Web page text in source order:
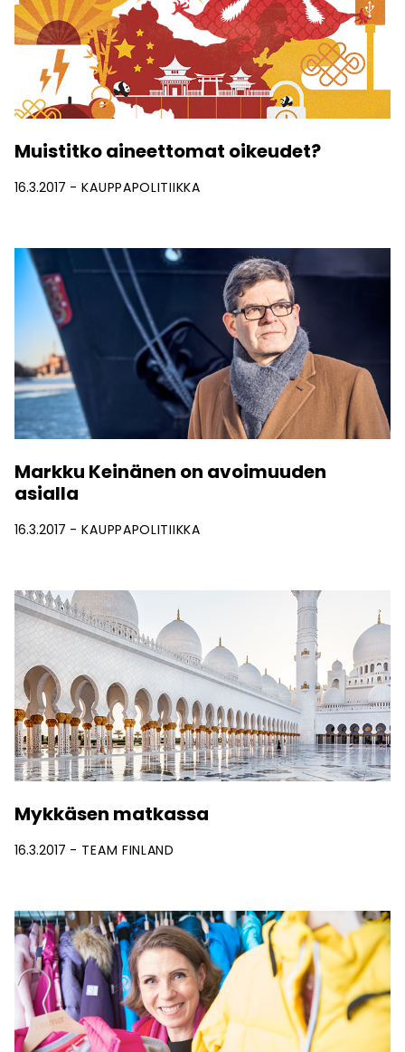
Muistitko aineettomat oikeudet?
16.3.2017 KAUPPAPOLITIIKKA
Markku Keinänen on avoimuuden
asialla
16.3.2017 KAUPPAPOLITIIKKA
Mykkäsen matkassa
16.3.2017 TEAM FINLAND